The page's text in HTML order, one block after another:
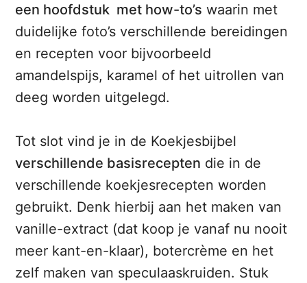
een hoofdstuk met how-to’s waarin met
duidelijke foto’s verschillende bereidingen
en recepten voor bijvoorbeeld
amandelspijs, karamel of het uitrollen van
deeg worden uitgelegd.
Tot slot vind je in de Koekjesbijbel
verschillende basisrecepten die in de
verschillende koekjesrecepten worden
gebruikt. Denk hierbij aan het maken van
vanille-extract (dat koop je vanaf nu nooit
meer kant-en-klaar), botercrème en het
zelf maken van speculaaskruiden. Stuk